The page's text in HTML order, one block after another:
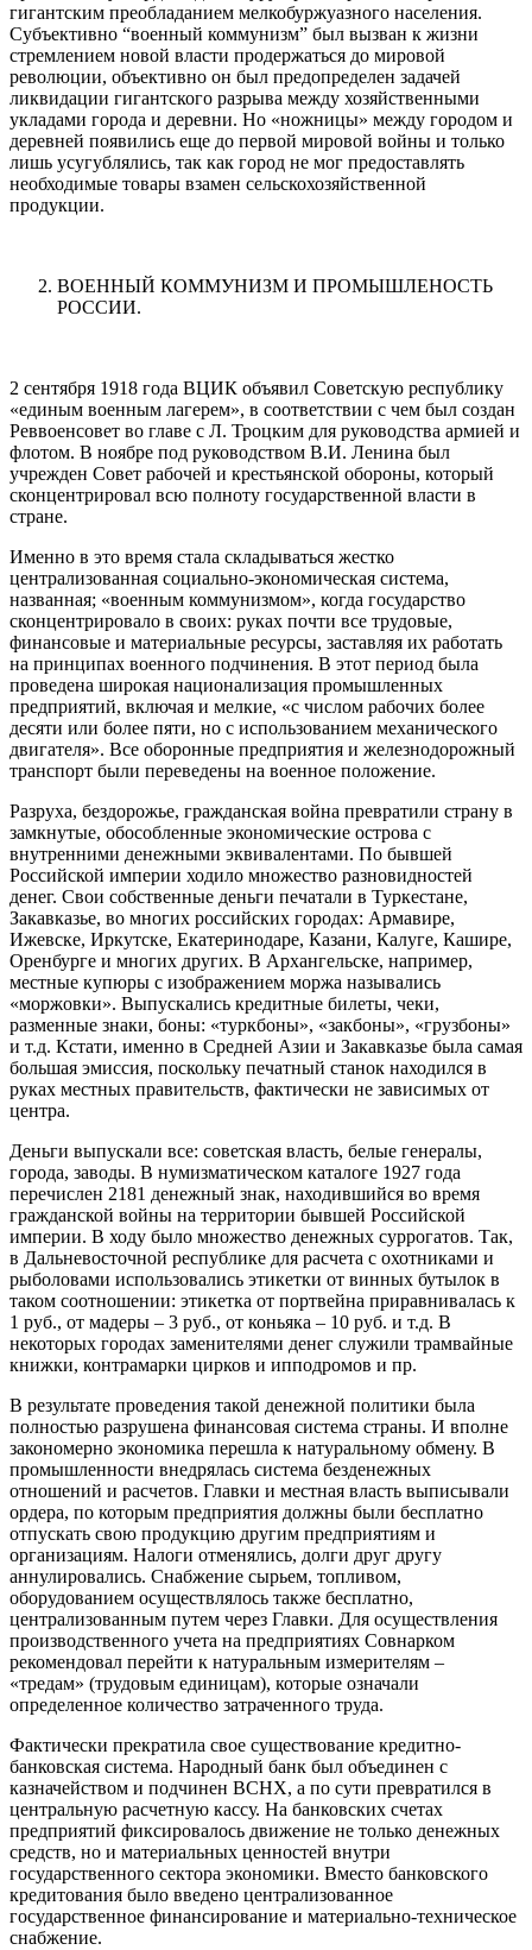
гигантским преобладанием мелкобуржуазного населения.
Субъективно “военный коммунизм” был вызван к жизни
стремлением новой власти продержаться до мировой
революции, объективно он был предопределен задачей
ликвидации гигантского разрыва между хозяйственными
укладами города и деревни. Но «ножницы» между городом и
деревней появились еще до первой мировой войны и только
лишь усугублялись, так как город не мог предоставлять
необходимые товары взамен сельскохозяйственной
продукции.
ВОЕННЫЙ КОММУНИЗМ И ПРОМЫШЛЕНОСТЬ
РОССИИ.
2 сентября 1918 года ВЦИК объявил Советскую республику
«единым военным лагерем», в соответствии с чем был создан
Реввоенсовет во главе с Л. Троцким для руководства армией и
флотом. В ноябре под руководством В.И. Ленина был
учрежден Совет рабочей и крестьянской обороны, который
сконцентрировал всю полноту государственной власти в
стране.
Именно в это время стала складываться жестко
централизованная социально-экономическая система,
названная; «военным коммунизмом», когда государство
сконцентрировало в своих: руках почти все трудовые,
финансовые и материальные ресурсы, заставляя их работать
на принципах военного подчинения. В этот период была
проведена широкая национализация промышленных
предприятий, включая и мелкие, «с числом рабочих более
десяти или более пяти, но с использованием механического
двигателя». Все оборонные предприятия и железнодорожный
транспорт были переведены на военное положение.
Разруха, бездорожье, гражданская война превратили страну в
замкнутые, обособленные экономические острова с
внутренними денежными эквивалентами. По бывшей
Российской империи ходило множество разновидностей
денег. Свои собственные деньги печатали в Туркестане,
Закавказье, во многих российских городах: Армавире,
Ижевске, Иркутске, Екатеринодаре, Казани, Калуге, Кашире,
Оренбурге и многих других. В Архангельске, например,
местные купюры с изображением моржа назывались
«моржовки». Выпускались кредитные билеты, чеки,
разменные знаки, боны: «туркбоны», «закбоны», «грузбоны»
и т.д. Кстати, именно в Средней Азии и Закавказье была самая
большая эмиссия, поскольку печатный станок находился в
руках местных правительств, фактически не зависимых от
центра.
Деньги выпускали все: советская власть, белые генералы,
города, заводы. В нумизматическом каталоге 1927 года
перечислен 2181 денежный знак, находившийся во время
гражданской войны на территории бывшей Российской
империи. В ходу было множество денежных суррогатов. Так,
в Дальневосточной республике для расчета с охотниками и
рыболовами использовались этикетки от винных бутылок в
таком соотношении: этикетка от портвейна приравнивалась к
1 руб., от мадеры – 3 руб., от коньяка – 10 руб. и т.д. В
некоторых городах заменителями денег служили трамвайные
книжки, контрамарки цирков и ипподромов и пр.
В результате проведения такой денежной политики была
полностью разрушена финансовая система страны. И вполне
закономерно экономика перешла к натуральному обмену. В
промышленности внедрялась система безденежных
отношений и расчетов. Главки и местная власть выписывали
ордера, по которым предприятия должны были бесплатно
отпускать свою продукцию другим предприятиям и
организациям. Налоги отменялись, долги друг другу
аннулировались. Снабжение сырьем, топливом,
оборудованием осуществлялось также бесплатно,
централизованным путем через Главки. Для осуществления
производственного учета на предприятиях Совнарком
рекомендовал перейти к натуральным измерителям –
«тредам» (трудовым единицам), которые означали
определенное количество затраченного труда.
Фактически прекратила свое существование кредитно-
банковская система. Народный банк был объединен с
казначейством и подчинен ВСНХ, а по сути превратился в
центральную расчетную кассу. На банковских счетах
предприятий фиксировалось движение не только денежных
средств, но и материальных ценностей внутри
государственного сектора экономики. Вместо банковского
кредитования было введено централизованное
государственное финансирование и материально-техническое
снабжение.